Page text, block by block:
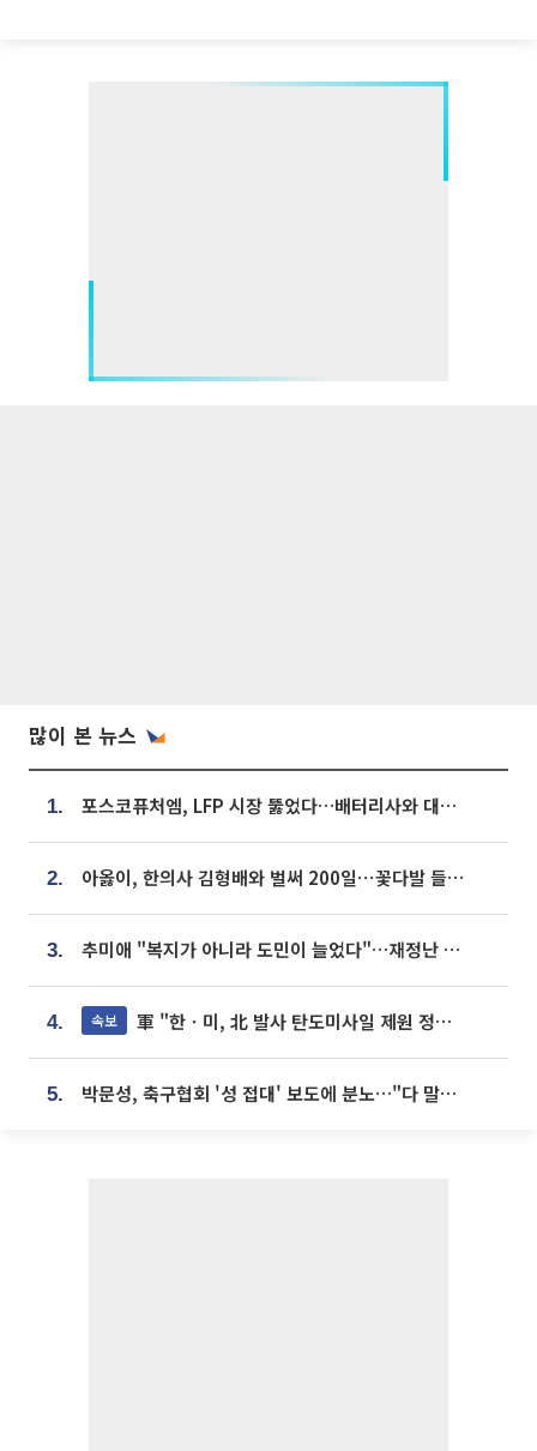
많이 본 뉴스
1. 포스코퓨처엠, LFP 시장 뚫었다…배터리사와 대규모 장기 공급 합의
2. 아옳이, 한의사 김형배와 벌써 200일⋯꽃다발 들고 "프러포즈 아냐"
3. 추미애 "복지가 아니라 도민이 늘었다"…재정난 책임론 정면돌파
4. 속보 軍 "한ㆍ미, 北 발사 탄도미사일 제원 정밀분석 중"
5. 박문성, 축구협회 '성 접대' 보도에 분노…"다 말아먹으려고 작정했나"